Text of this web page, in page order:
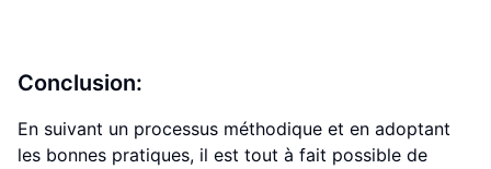
Conclusion:
En suivant un processus méthodique et en adoptant
les bonnes pratiques, il est tout à fait possible de